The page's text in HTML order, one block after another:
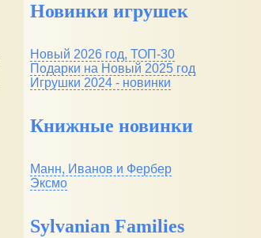
Новинки игрушек
Новый 2026 год, ТОП-30
Подарки на Новый 2025 год
Игрушки 2024 - новинки
Книжные новинки
Манн, Иванов и Фербер
Эксмо
Sylvanian Families